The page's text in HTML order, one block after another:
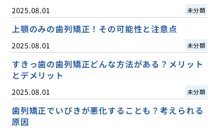
2025.08.01 未分類
上顎のみの歯列矯正！その可能性と注意点
2025.08.01 未分類
すきっ歯の歯列矯正どんな方法がある？メリット
とデメリット
2025.08.01 未分類
歯列矯正でいびきが悪化することも？考えられる
原因